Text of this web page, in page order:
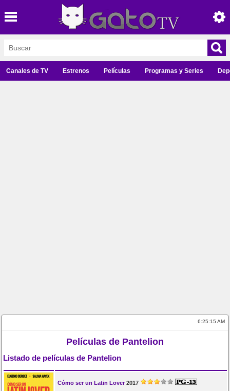
Canales de TV Estrenos Películas Programas y Series
6:25:15 AM
Películas de Pantelion
Listado de películas de Pantelion
Cómo ser un Latin Lover 2017